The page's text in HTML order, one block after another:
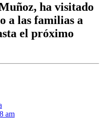
ha visitado
a las familias a
el próximo
am